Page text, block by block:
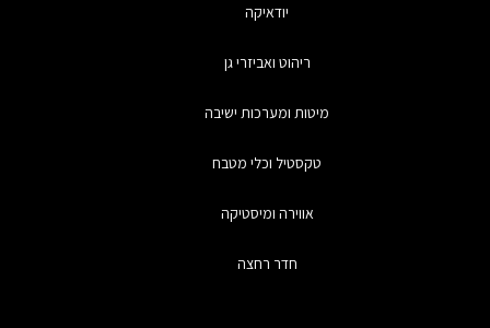
יודאיקה
ריהוט ואביזרי גן
מיטות ומערכות ישיבה
טקסטיל וכלי מטבח
אווירה ומיסטיקה
חדר רחצה